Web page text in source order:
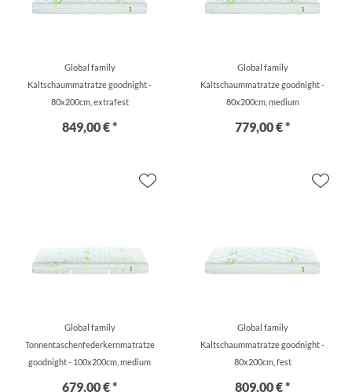
Global family
Kaltschaummatratze goodnight -
80x200cm, extrafest
849,00 € *
Global family
Kaltschaummatratze goodnight -
80x200cm, medium
779,00 € *
Global family
Tonnentaschenfederkernmatratze
goodnight - 100x200cm, medium
679,00 € *
Global family
Kaltschaummatratze goodnight -
80x200cm, fest
809,00 € *